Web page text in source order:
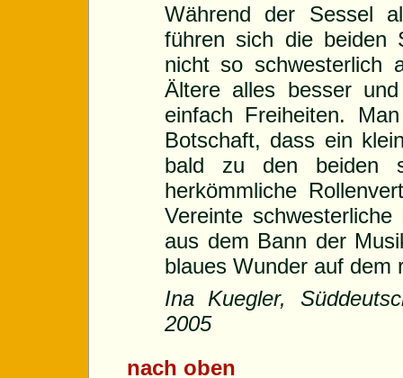
Während der Sessel
führen sich die beiden
nicht so schwesterlich
Ältere alles besser
einfach Freiheiten.
Botschaft, dass ein
bald zu den beiden
herkömmliche
Vereinte
aus dem Bann der
blaues Wunder auf dem
Ina Kuegler,
2005
nach oben